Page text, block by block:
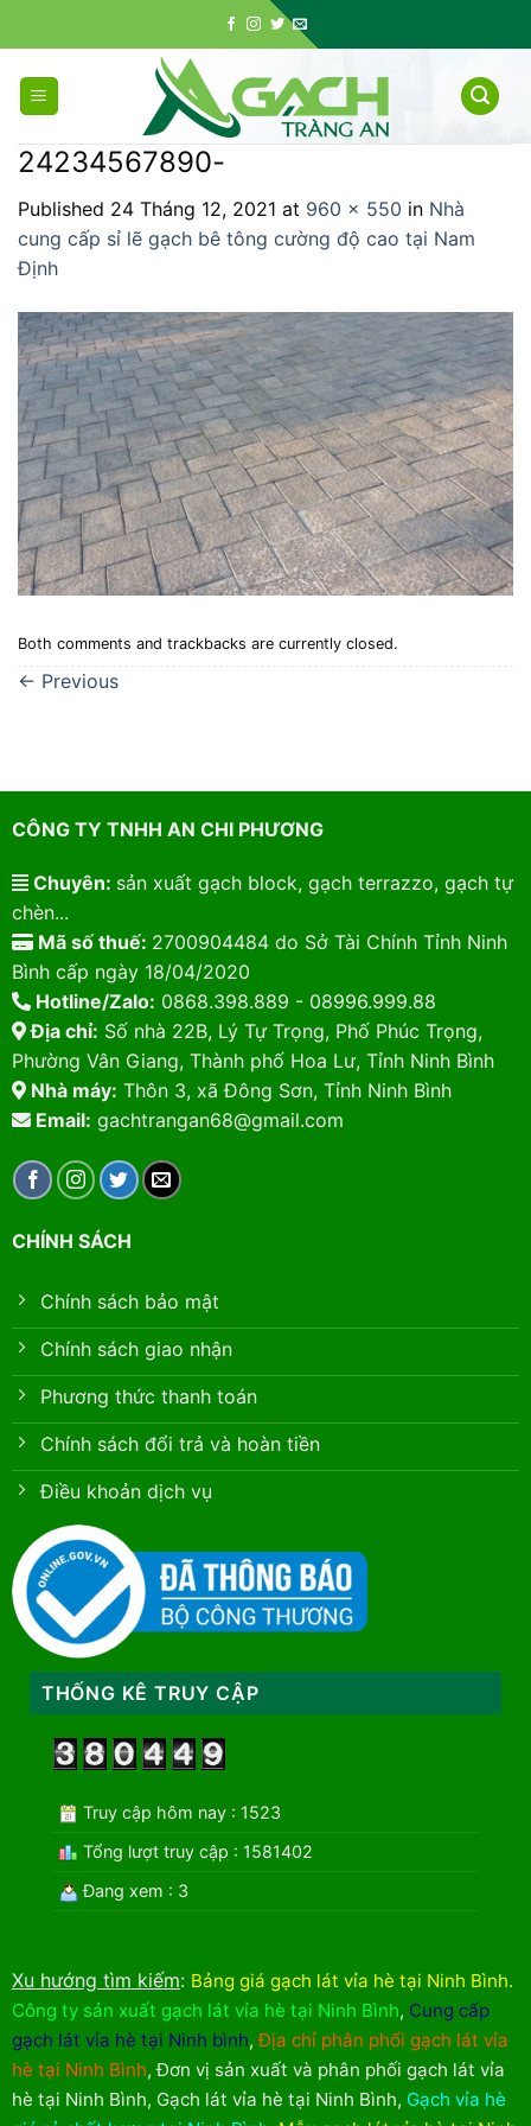
to
content
24234567890-
Published 24 Tháng 12, 2021 at 960 × 550 in Nhà
cung cấp sỉ lẽ gạch bê tông cường độ cao tại Nam
Định
Both comments and trackbacks are currently closed.
← Previous
CÔNG TY TNHH AN CHI PHƯƠNG
Chuyên: sản xuất gạch block, gạch terrazzo, gạch tự
chèn...
Mã số thuế: 2700904484 do Sở Tài Chính Tỉnh Ninh
Bình cấp ngày 18/04/2020
Hotline/Zalo: 0868.398.889 - 08996.999.88
Địa chỉ: Số nhà 22B, Lý Tự Trọng, Phố Phúc Trọng,
Phường Vân Giang, Thành phố Hoa Lư, Tỉnh Ninh Bình
Nhà máy: Thôn 3, xã Đông Sơn, Tỉnh Ninh Bình
Email: gachtrangan68@gmail.com
CHÍNH SÁCH
Chính sách bảo mật
Chính sách giao nhận
Phương thức thanh toán
Chính sách đổi trả và hoàn tiền
Điều khoản dịch vụ
THỐNG KÊ TRUY CẬP
Truy cập hôm nay : 1523
Tổng lượt truy cập : 1581402
Đang xem : 3
Xu hướng tìm kiếm: Bảng giá gạch lát vỉa hè tại Ninh Bình.
Công ty sản xuất gạch lát vỉa hè tại Ninh Bình, Cung cấp
gạch lát vỉa hè tại Ninh bình,Địa chỉ phân phối gạch lát vỉa
hè tại Ninh Bình,Đơn vị sản xuất và phân phối gạch lát vỉa
hè tại Ninh Bình, Gạch lát vỉa hè tại Ninh Bình, Gạch vỉa hè